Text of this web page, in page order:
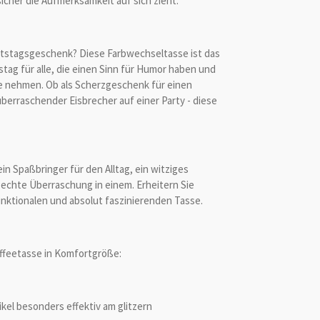
Diese Farbwechseltasse ist das
für alle, die einen Sinn für Humor haben und
Ob als Scherzgeschenk für einen
Eisbrecher auf einer Party - diese
Spaßbringer für den Alltag, ein witziges
Überraschung in einem. Erheitern Sie
und absolut faszinierenden Tasse.
in Komfortgröße:
besonders effektiv am glitzern